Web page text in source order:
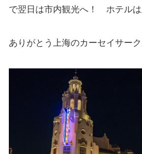
で翌日は市内観光へ！ ホテルは
ありがとう上海のカーセイサーク